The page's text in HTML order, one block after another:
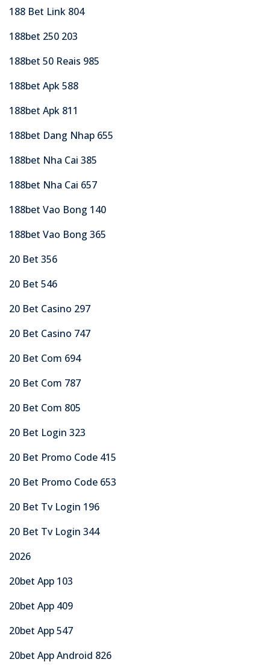
188 Bet Link 804
188bet 250 203
188bet 50 Reais 985
188bet Apk 588
188bet Apk 811
188bet Dang Nhap 655
188bet Nha Cai 385
188bet Nha Cai 657
188bet Vao Bong 140
188bet Vao Bong 365
20 Bet 356
20 Bet 546
20 Bet Casino 297
20 Bet Casino 747
20 Bet Com 694
20 Bet Com 787
20 Bet Com 805
20 Bet Login 323
20 Bet Promo Code 415
20 Bet Promo Code 653
20 Bet Tv Login 196
20 Bet Tv Login 344
2026
20bet App 103
20bet App 409
20bet App 547
20bet App Android 826